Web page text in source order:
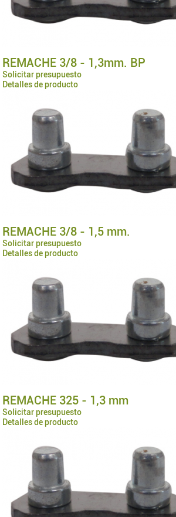
REMACHE 3/8 - 1,3mm. BP
Solicitar presupuesto
Detalles de producto
REMACHE 3/8 - 1,5 mm.
Solicitar presupuesto
Detalles de producto
REMACHE 325 - 1,3 mm
Solicitar presupuesto
Detalles de producto